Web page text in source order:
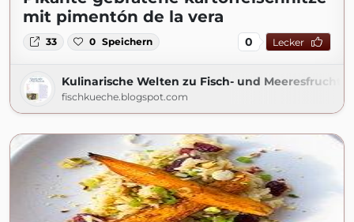
mit pimentón de la vera
33 0 Speichern 0 Lecker
Kulinarische Welten zu Fisch- und Meeresfrucht
fischkueche.blogspot.com